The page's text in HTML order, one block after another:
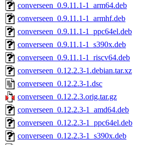
converseen_0.9.11.1-1_arm64.deb
converseen_0.9.11.1-1_armhf.deb
converseen_0.9.11.1-1_ppc64el.deb
converseen_0.9.11.1-1_s390x.deb
converseen_0.9.11.1-1_riscv64.deb
converseen_0.12.2.3-1.debian.tar.xz
converseen_0.12.2.3-1.dsc
converseen_0.12.2.3.orig.tar.gz
converseen_0.12.2.3-1_amd64.deb
converseen_0.12.2.3-1_ppc64el.deb
converseen_0.12.2.3-1_s390x.deb